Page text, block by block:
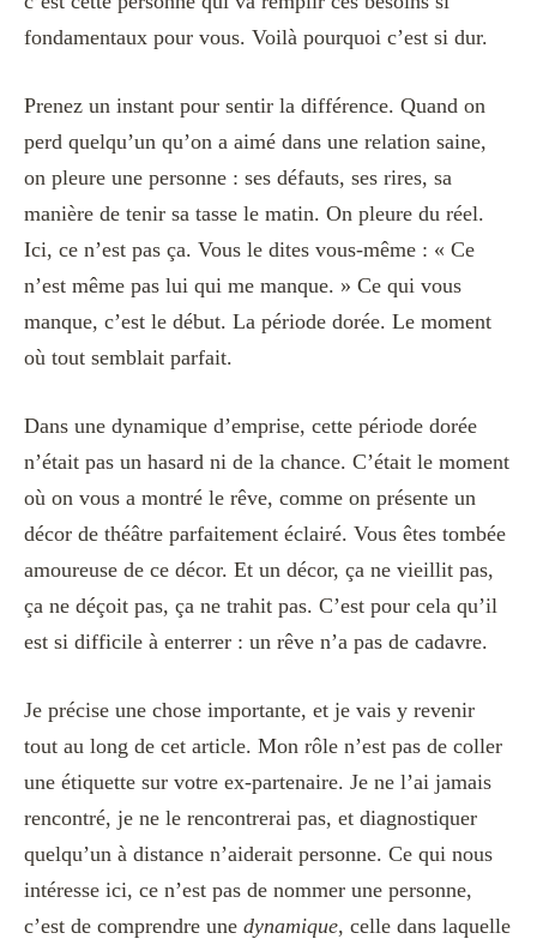
fondamentaux pour vous. Voilà pourquoi c’est si dur.
Prenez un instant pour sentir la différence. Quand on
perd quelqu’un qu’on a aimé dans une relation saine,
on pleure une personne : ses défauts, ses rires, sa
manière de tenir sa tasse le matin. On pleure du réel.
Ici, ce n’est pas ça. Vous le dites vous-même : « Ce
n’est même pas lui qui me manque. » Ce qui vous
manque, c’est le début. La période dorée. Le moment
où tout semblait parfait.
Dans une dynamique d’emprise, cette période dorée
n’était pas un hasard ni de la chance. C’était le moment
où on vous a montré le rêve, comme on présente un
décor de théâtre parfaitement éclairé. Vous êtes tombée
amoureuse de ce décor. Et un décor, ça ne vieillit pas,
ça ne déçoit pas, ça ne trahit pas. C’est pour cela qu’il
est si difficile à enterrer : un rêve n’a pas de cadavre.
Je précise une chose importante, et je vais y revenir
tout au long de cet article. Mon rôle n’est pas de coller
une étiquette sur votre ex-partenaire. Je ne l’ai jamais
rencontré, je ne le rencontrerai pas, et diagnostiquer
quelqu’un à distance n’aiderait personne. Ce qui nous
intéresse ici, ce n’est pas de nommer une personne,
c’est de comprendre une dynamique, celle dans laquelle